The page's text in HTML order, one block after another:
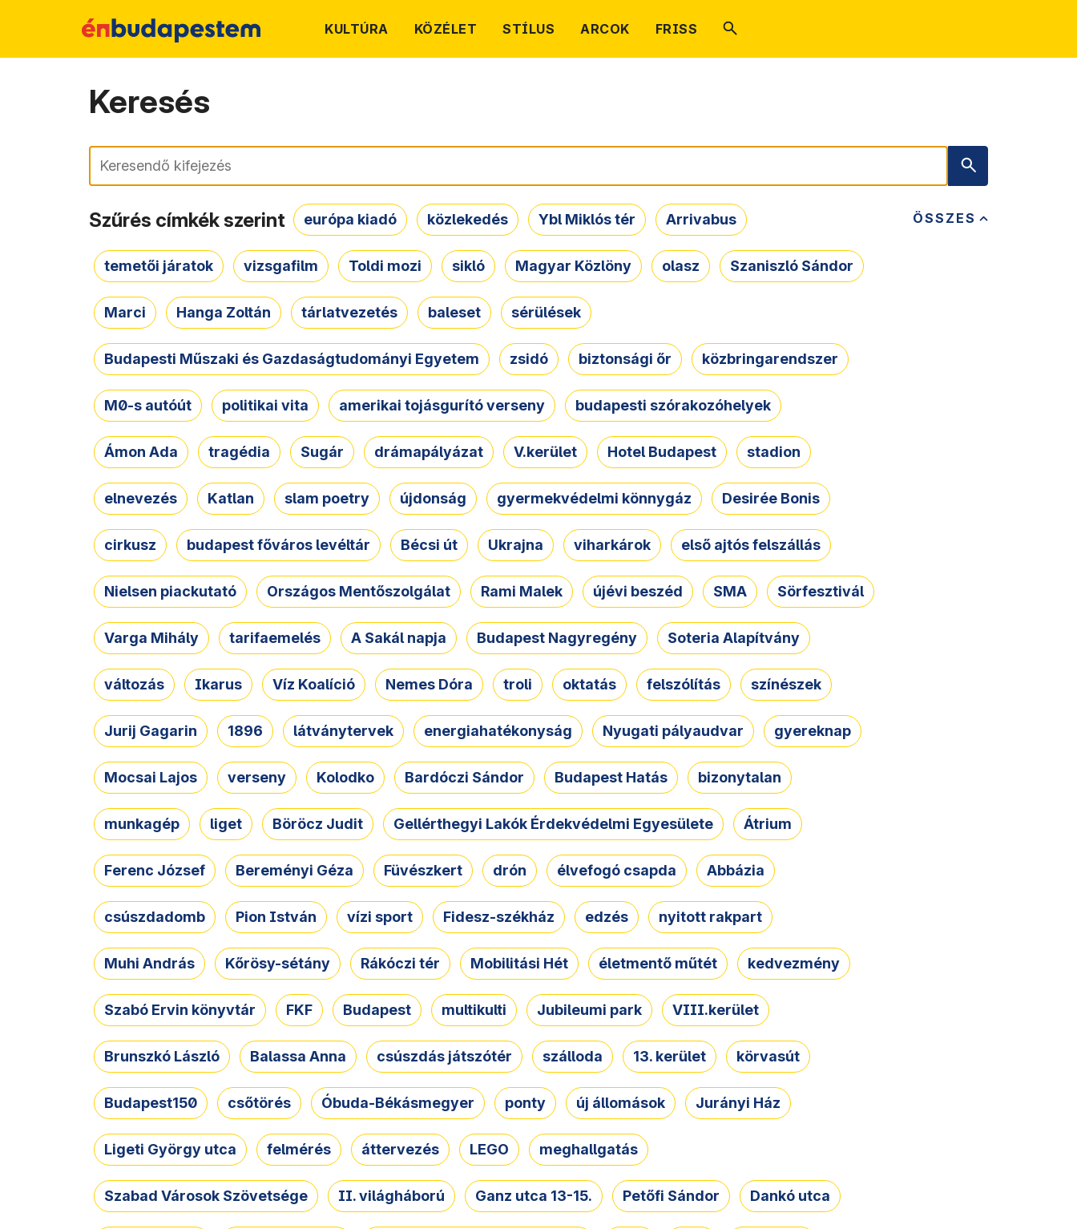
KULTÚRA KÖZÉLET STÍLUS ARCOK FRISS
Keresés
Keresés
ÖSSZES
Szűrés címkék szerint európa kiadó közlekedés Ybl Miklós tér Arrivabus
temetői járatok vizsgafilm Toldi mozi sikló Magyar Közlöny olasz Szaniszló Sándor
Marci Hanga Zoltán tárlatvezetés baleset sérülések
Budapesti Műszaki és Gazdaságtudományi Egyetem zsidó biztonsági őr közbringarendszer
M0-s autóút politikai vita amerikai tojásgurító verseny budapesti szórakozóhelyek
Ámon Ada tragédia Sugár drámapályázat V.kerület Hotel Budapest stadion
elnevezés Katlan slam poetry újdonság gyermekvédelmi könnygáz Desirée Bonis
cirkusz budapest főváros levéltár Bécsi út Ukrajna viharkárok első ajtós felszállás
Nielsen piackutató Országos Mentőszolgálat Rami Malek újévi beszéd SMA Sörfesztivál
Varga Mihály tarifaemelés A Sakál napja Budapest Nagyregény Soteria Alapítvány
változás Ikarus Víz Koalíció Nemes Dóra troli oktatás felszólítás színészek
Jurij Gagarin 1896 látványtervek energiahatékonyság Nyugati pályaudvar gyereknap
Mocsai Lajos verseny Kolodko Bardóczi Sándor Budapest Hatás bizonytalan
munkagép liget Böröcz Judit Gellérthegyi Lakók Érdekvédelmi Egyesülete Átrium
Ferenc József Bereményi Géza Füvészkert drón élvefogó csapda Abbázia
csúszdadomb Pion István vízi sport Fidesz-székház edzés nyitott rakpart
Muhi András Kőrösy-sétány Rákóczi tér Mobilitási Hét életmentő műtét kedvezmény
Szabó Ervin könyvtár FKF Budapest multikulti Jubileumi park VIII.kerület
Brunszkó László Balassa Anna csúszdás játszótér szálloda 13. kerület körvasút
Budapest150 csőtörés Óbuda-Békásmegyer ponty új állomások Jurányi Ház
Ligeti György utca felmérés áttervezés LEGO meghallgatás
Szabad Városok Szövetsége II. világháború Ganz utca 13-15. Petőfi Sándor Dankó utca